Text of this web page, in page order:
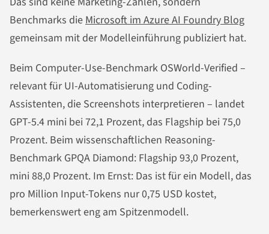
Benchmarks dieMicrosoft im Azure AI Foundry Blog
gemeinsam mit der Modelleinführung publiziert hat.
Beim Computer-Use-Benchmark OSWorld-Verified –
relevant für UI-Automatisierung und Coding-
Assistenten, die Screenshots interpretieren – landet
GPT-5.4 mini bei 72,1 Prozent, das Flagship bei 75,0
Prozent. Beim wissenschaftlichen Reasoning-
Benchmark GPQA Diamond: Flagship 93,0 Prozent,
mini 88,0 Prozent. Im Ernst: Das ist für ein Modell, das
pro Million Input-Tokens nur 0,75 USD kostet,
bemerkenswert eng am Spitzenmodell.